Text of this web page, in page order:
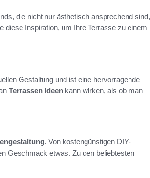
die nicht nur ästhetisch ansprechend sind,
diese Inspiration, um Ihre Terrasse zu einem
Gestaltung und ist eine hervorragende
Terrassen Ideen kann wirken, als ob man
. Von kostengünstigen DIY-
Geschmack etwas. Zu den beliebtesten